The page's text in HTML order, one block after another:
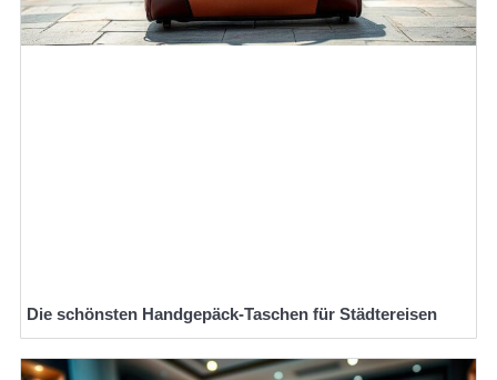
Die schönsten Handgepäck-Taschen für Städtereisen